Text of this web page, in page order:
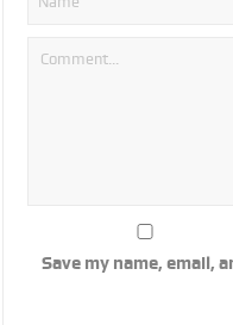
Save my name, email,